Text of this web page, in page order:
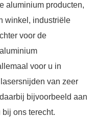
aluminium producten,
winkel, industriële
voor de
voor u in
van zeer
bijvoorbeeld aan
ons terecht.